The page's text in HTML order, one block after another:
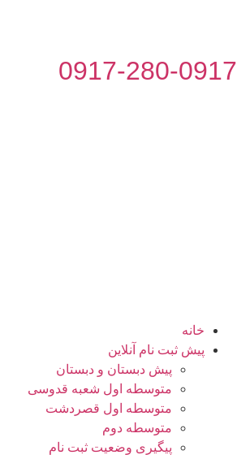
0917-280-
خانه
پیش ثبت نام آنلاین
پیش دبستان و دبستان
متوسطه اول شعبه قدوسی
متوسطه اول قصردشت
متوسطه دوم
پیگیری وضعیت ثبت نام